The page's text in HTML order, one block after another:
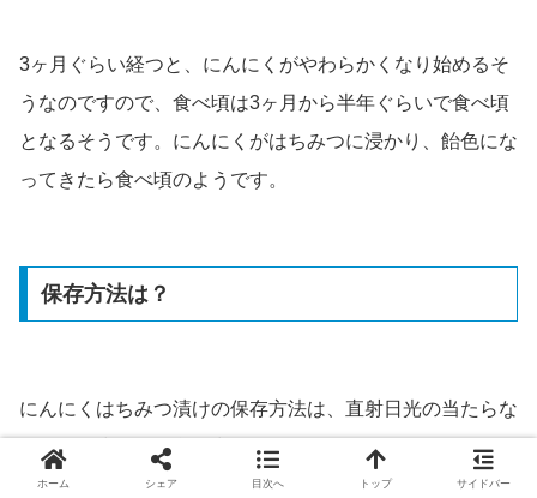
3ヶ月ぐらい経つと、にんにくがやわらかくなり始めるそ
うなのですので、食べ頃は3ヶ月から半年ぐらいで食べ頃
となるそうです。にんにくがはちみつに浸かり、飴色にな
ってきたら食べ頃のようです。
保存方法は？
にんにくはちみつ漬けの保存方法は、直射日光の当たらな
い湿気の少ない場所に常温で保存するようです。
ホーム シェア 目次へ トップ サイドバー